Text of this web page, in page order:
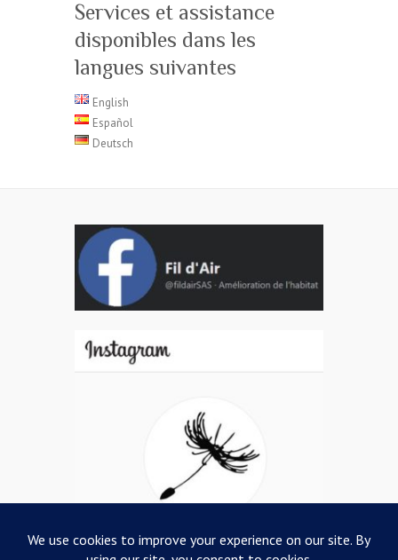
Services et assistance
disponibles dans les
langues suivantes
English
Español
Deutsch